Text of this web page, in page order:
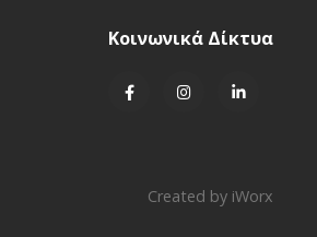
Κοινωνικά Δίκτυα
Created by iWorx